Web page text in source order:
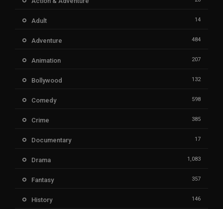
Adult 14
Adventure 484
Animation 207
Bollywood 132
Comedy 598
Crime 385
Documentary 17
Drama 1,083
Fantasy 357
History 146